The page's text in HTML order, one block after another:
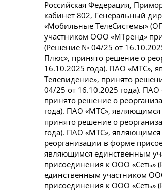
Российская Федерация,
кабинет 802, Генеральный
«Мобильные ТелеСистемы»
участником ООО «МТренд»
(Решение № 04/25 от
Плюс», принято решение о
16.10.2025 года). ПАО «МТС»,
Телевидение», принято
04/25 от 16.10.2025 года).
принято решение о
года). ПАО «МТС»,
принято решение о
года). ПАО «МТС»,
реорганизации в форме
являющимся единственным
присоединения к ООО «Сеть»
единственным участником
присоединения к ООО «Сеть»